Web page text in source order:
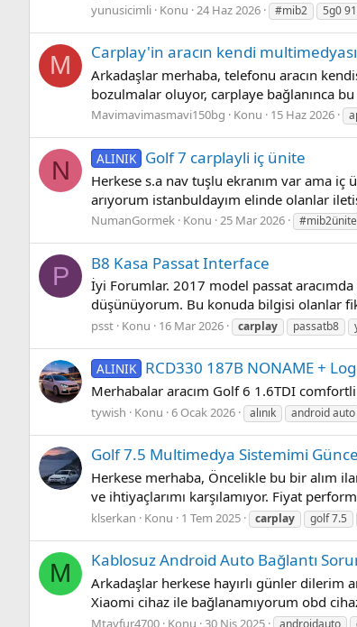
yunusicimli Konu 24 Haz 2026 #mib2 5g0
M Carplay'in aracın kendi
Arkadaşlar merhaba, telefonu aracın
bozulmalar oluyor, carplaye bağlanınca
Mavimavimasmavi150bg Konu 15 Haz 2026
N ALINIK Golf 7 carplayli iç ünite
Herkese s.a nav tuşlu ekranım var ama
arıyorum istanbuldayım elinde olanlar
NumanGormek Konu 25 Mar 2026
P B8 Kasa Passat Interface
İyi Forumlar. 2017 model passat
düşünüyorum. Bu konuda bilgisi olanlar
psst Konu 16 Mar 2026 carplay passatb8
ALINIK RCD330 187B NONAME +
Merhabalar aracım Golf 6 1.6TDI
tywish Konu 6 Ocak 2026 alınık android auto
Golf 7.5 Multimedya Sistemimi
Herkese merhaba, Öncelikle bu bir alım
ve ihtiyaçlarımı karşılamıyor. Fiyat
klserkan Konu 1 Tem 2025 carplay golf 7.5
M Kablosuz Android Auto Bağlantı
Arkadaşlar herkese hayırlı günler dilerim
Xiaomi cihaz ile bağlanamıyorum obd
Mtayfur4700 Konu 30 Nis 2025 androidauto